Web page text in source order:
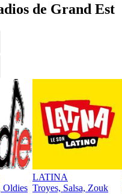
de Grand Est
Oldies
LATINA
Troyes, Salsa, Zouk